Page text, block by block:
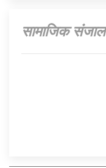
सामाजिक संजाल